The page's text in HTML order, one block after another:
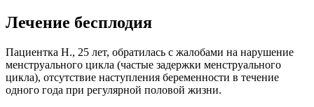
Лечение бесплодия
Пациентка Н., 25 лет, обратилась с жалобами на нарушение
менструального цикла (частые задержки менструального
цикла), отсутствие наступления беременности в течение
одного года при регулярной половой жизни.